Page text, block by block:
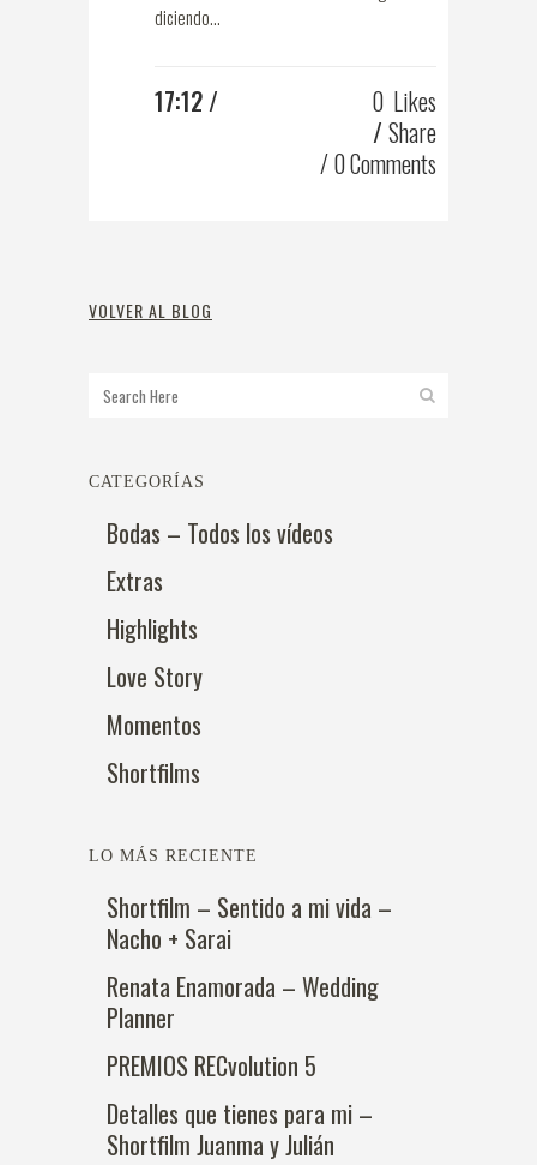
diciendo...
17:12 / 0 Likes
Share
0 Comments
VOLVER AL BLOG
CATEGORÍAS
Bodas – Todos los vídeos
Extras
Highlights
Love Story
Momentos
Shortfilms
LO MÁS RECIENTE
Shortfilm – Sentido a mi vida –
Nacho + Sarai
Renata Enamorada – Wedding
Planner
PREMIOS RECvolution 5
Detalles que tienes para mi –
Shortfilm Juanma y Julián